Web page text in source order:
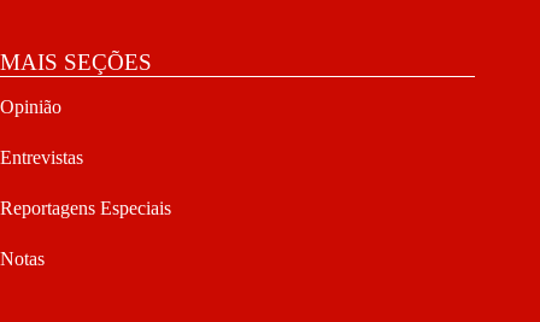
MAIS SEÇÕES
Opinião
Entrevistas
Reportagens Especiais
Notas